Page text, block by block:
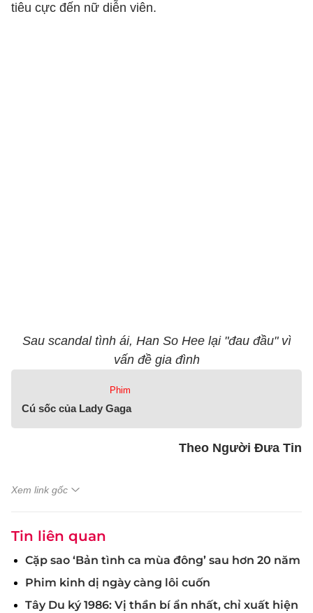
tiêu cực đến nữ diễn viên.
Sau scandal tình ái, Han So Hee lại "đau đầu" vì
vấn đề gia đình
Phim
Cú sốc của Lady Gaga
Theo Người Đưa Tin
Xem link gốc
Tin liên quan
Cặp sao ‘Bản tình ca mùa đông’ sau hơn 20 năm
Phim kinh dị ngày càng lôi cuốn
Tây Du ký 1986: Vị thần bí ẩn nhất, chỉ xuất hiện